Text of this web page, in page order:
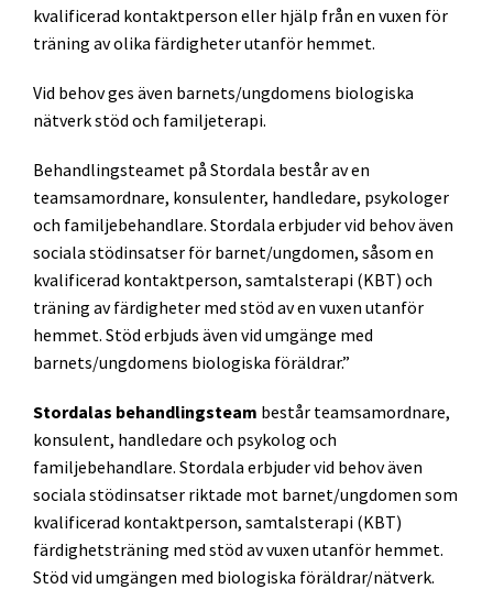
kvalificerad kontaktperson eller hjälp från en vuxen för
träning av olika färdigheter utanför hemmet.
Vid behov ges även barnets/ungdomens biologiska
nätverk stöd och familjeterapi.
Behandlingsteamet på Stordala består av en
teamsamordnare, konsulenter, handledare, psykologer
och familjebehandlare. Stordala erbjuder vid behov även
sociala stödinsatser för barnet/ungdomen, såsom en
kvalificerad kontaktperson, samtalsterapi (KBT) och
träning av färdigheter med stöd av en vuxen utanför
hemmet. Stöd erbjuds även vid umgänge med
barnets/ungdomens biologiska föräldrar.”
Stordalas behandlingsteam består teamsamordnare,
konsulent, handledare och psykolog och
familjebehandlare. Stordala erbjuder vid behov även
sociala stödinsatser riktade mot barnet/ungdomen som
kvalificerad kontaktperson, samtalsterapi (KBT)
färdighetsträning med stöd av vuxen utanför hemmet.
Stöd vid umgängen med biologiska föräldrar/nätverk.